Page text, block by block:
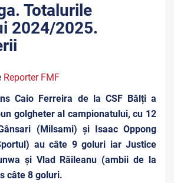
Totalurile
2024/2025.
Reporter FMF
Caio Ferreira de la CSF Bălți a
golgheter al campionatului, cu 12
(Milsami) și Isaac Oppong
au câte 9 goluri iar Justice
și Vlad Răileanu (ambii de la
câte 8 goluri.